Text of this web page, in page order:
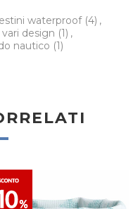
waterproof (4) ,
design (1) ,
nautico (1)